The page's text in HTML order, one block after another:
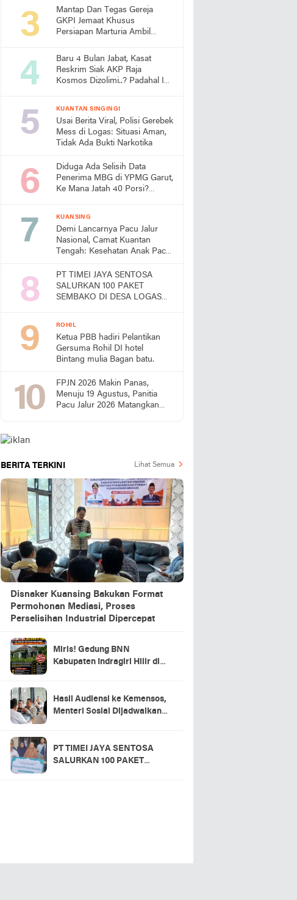
Pemanfaatan Aset Negara
Mantap Dan Tegas Gereja
GKPI Jemaat Khusus
Persiapan Marturia Ambil
Pertama lebih Awal
Baru 4 Bulan Jabat, Kasat
Reskrim Siak AKP Raja
Kosmos Dizolimi..? Padahal Ini
KUANTAN SINGINGI
Usai Berita Viral, Polisi Gerebek
Mess di Logas: Situasi Aman,
Tidak Ada Bukti Narkotika
Diduga Ada Selisih Data
Penerima MBG di YPMG Garut,
Ke Mana Jatah 40 Porsi?
KUANSING
Demi Lancarnya Pacu Jalur
Nasional, Camat Kuantan
Tengah: Kesehatan Anak Pacu
PT TIMEI JAYA SENTOSA
SALURKAN 100 PAKET
SEMBAKO DI DESA LOGAS
ROHIL
Ketua PBB hadiri Pelantikan
Gersuma Rohil DI hotel
Bintang mulia Bagan batu.
FPJN 2026 Makin Panas,
Menuju 19 Agustus, Panitia
Pacu Jalur 2026 Matangkan
BERITA TERKINI Lihat Semua
Disnaker Kuansing Bakukan Format
Permohonan Mediasi, Proses
Perselisihan Industrial Dipercepat
Miris! Gedung BNN
Kabupaten Indragiri Hilir di
Pertanyakan Pemanfaatan
Aset Negara
Hasil Audiensi ke Kemensos,
Menteri Sosial Dijadwalkan
Kuansing
PT TIMEI JAYA SENTOSA
SALURKAN 100 PAKET